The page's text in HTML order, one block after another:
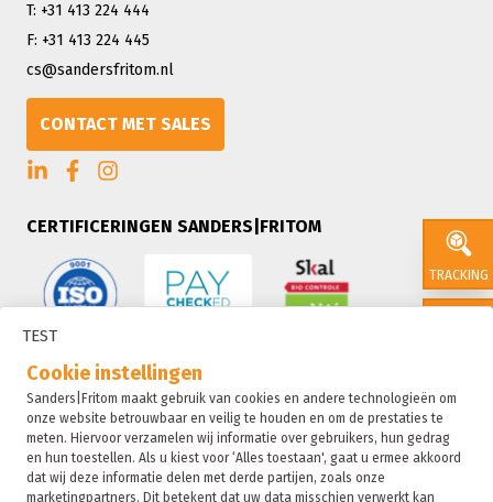
TEST
Cookie instellingen
Sanders|Fritom maakt gebruik van cookies en andere technologieën om
onze website betrouwbaar en veilig te houden en om de prestaties te
meten. Hiervoor verzamelen wij informatie over gebruikers, hun gedrag
en hun toestellen. Als u kiest voor ‘Alles toestaan', gaat u ermee akkoord
dat wij deze informatie delen met derde partijen, zoals onze
marketingpartners. Dit betekent dat uw data misschien verwerkt kan
TRACKING
SALES
T: +31 413 224 444
F: +31 413 224 445
cs@sandersfritom.nl
CONTACT MET SALES
CERTIFICERINGEN SANDERS|FRITOM